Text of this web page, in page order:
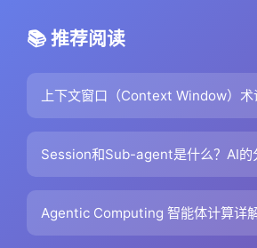
📚 推荐阅读
上下文窗口（Context Window）术
Session和Sub-agent是什么？AI的
Agentic Computing 智能体计算详